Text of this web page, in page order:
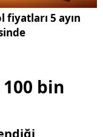
fiyatları 5 ayın
bin